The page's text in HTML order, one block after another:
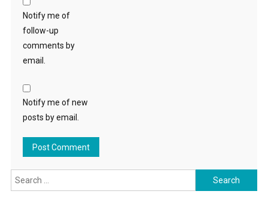
Notify me of
follow-up
comments by
email.
Notify me of new
posts by email.
Search
for: